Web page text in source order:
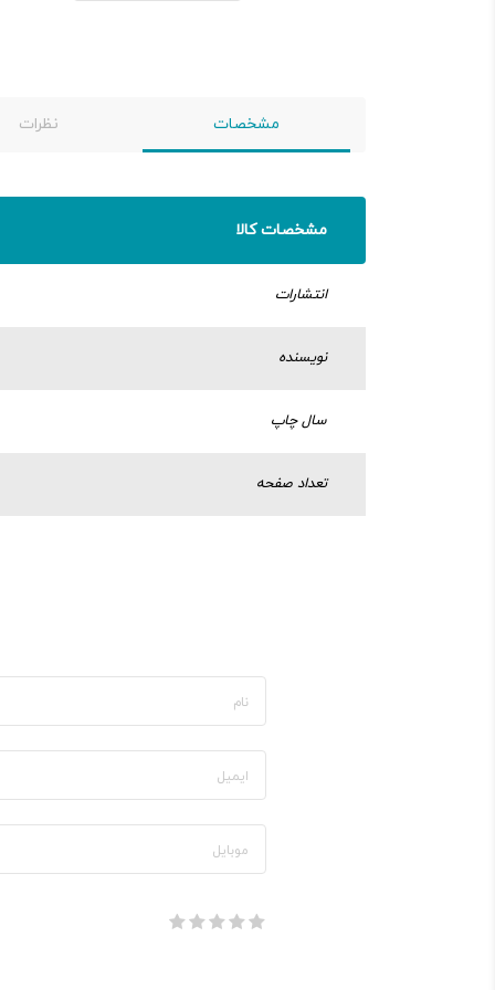
مشخصات نظرات
مشخصات کالا
انتشارات
نویسنده
سال چاپ
تعداد صفحه